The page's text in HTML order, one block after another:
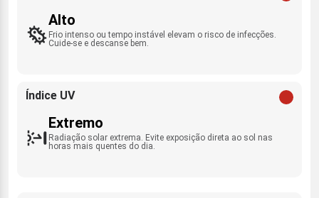
Alto
Frio intenso ou tempo instável elevam o risco de infecções.
Cuide-se e descanse bem.
Índice UV
Extremo
Radiação solar extrema. Evite exposição direta ao sol nas
horas mais quentes do dia.